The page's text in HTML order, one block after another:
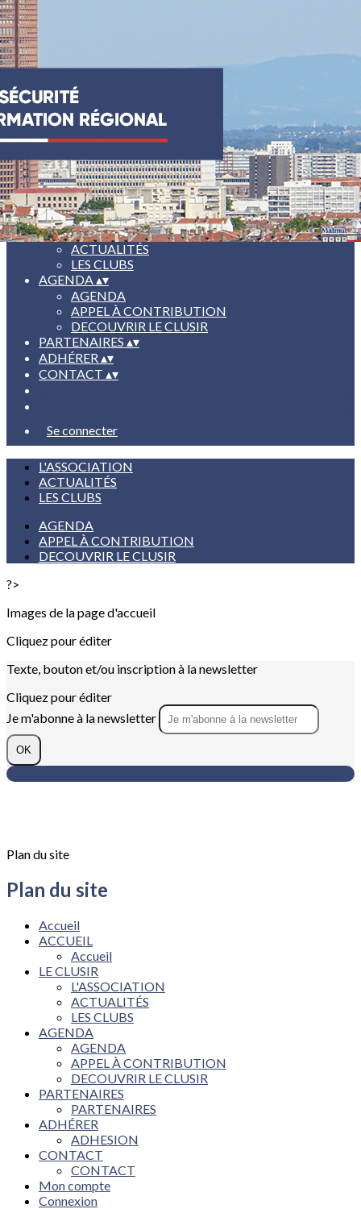
Exporter les lignes sélectionnées
Exporter toutes les colonnes
Exporter uniquement les colonnes affichées
Menu
Ajoutez un logo, un bouton, des réseaux sociaux
Cliquez pour éditer
ACCUEIL▴▾
LE CLUSIR▴▾
L'ASSOCIATION
ACTUALITÉS
LES CLUBS
AGENDA▴▾
AGENDA
APPEL À CONTRIBUTION
DECOUVRIR LE CLUSIR
PARTENAIRES ▴▾
ADHÉRER▴▾
CONTACT ▴▾
Se connecter
L'ASSOCIATION
ACTUALITÉS
LES CLUBS
AGENDA
APPEL À CONTRIBUTION
DECOUVRIR LE CLUSIR
?>
Images de la page d'accueil
Cliquez pour éditer
Texte, bouton et/ou inscription à la newsletter
Cliquez pour éditer
Je m'abonne à la newsletter
OK
Plan du site
Plan du site
Accueil
ACCUEIL
Accueil
LE CLUSIR
L'ASSOCIATION
ACTUALITÉS
LES CLUBS
AGENDA
AGENDA
APPEL À CONTRIBUTION
DECOUVRIR LE CLUSIR
PARTENAIRES
PARTENAIRES
ADHÉRER
ADHESION
CONTACT
CONTACT
Mon compte
Connexion